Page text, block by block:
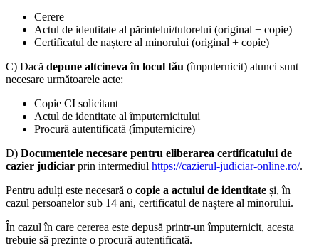
Cerere
Actul de identitate al părintelui/tutorelui (original + copie)
Certificatul de naștere al minorului (original + copie)
C) Dacă depune altcineva în locul tău (împuternicit) atunci sunt
necesare următoarele acte:
Copie CI solicitant
Actul de identitate al împuternicitului
Procură autentificată (împuternicire)
D) Documentele necesare pentru eliberarea certificatului de
cazier judiciar prin intermediul https://cazierul-judiciar-online.ro/.
Pentru adulți este necesară o copie a actului de identitate și, în
cazul persoanelor sub 14 ani, certificatul de naștere al minorului.
În cazul în care cererea este depusă printr-un împuternicit, acesta
trebuie să prezinte o procură autentificată.